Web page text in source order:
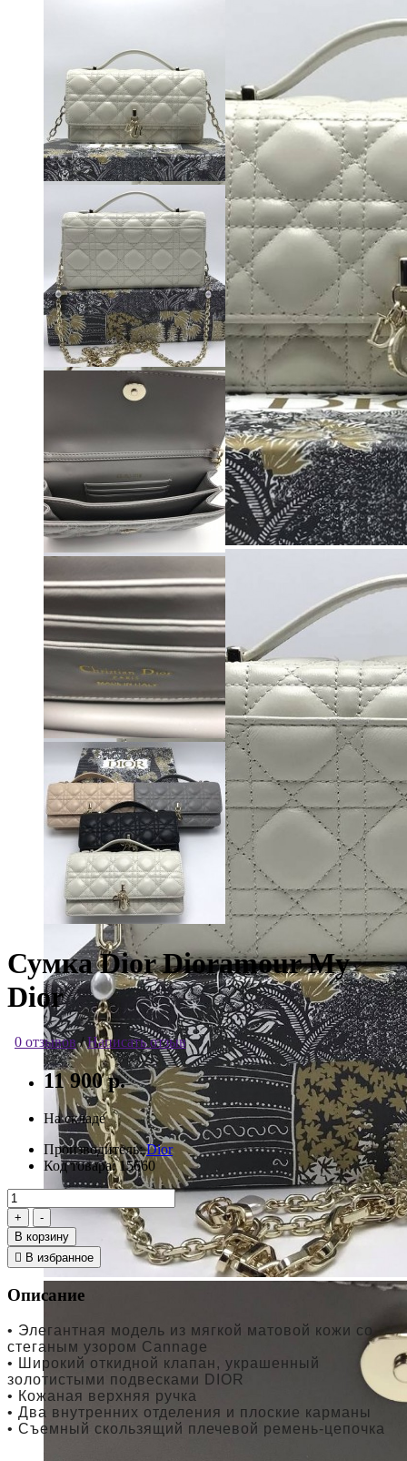
Сумка Dior Dioramour My
Dior
0 отзывов/Написать отзыв
11 900 р.
На складе
Производитель: Dior
Код товара:15660
В корзину
В избранное
Описание
• Элегантная модель из мягкой матовой кожи со
стеганым узором Cannage
• Широкий откидной клапан, украшенный
золотистыми подвесками DIOR
• Кожаная верхняя ручка
• Два внутренних отделения и плоские карманы
• Съемный скользящий плечевой ремень-цепочка